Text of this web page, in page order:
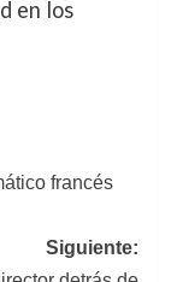
en los
francés
Siguiente: